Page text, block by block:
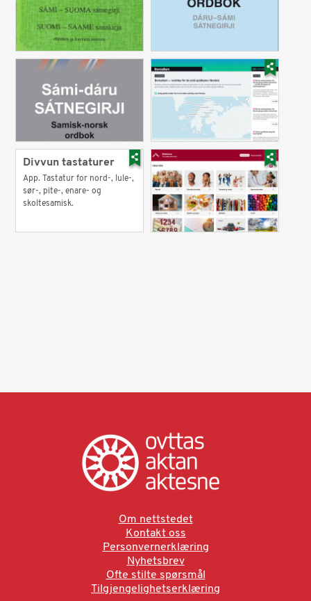
Divvun tastaturer
App. Tastatur for nord-, lule-,
sør-, pite-, enare- og
skoltesamisk.
Om nettstedet
Kontakt oss
Personvernerklæring
Nyhetsbrev
Ofte stilte spørsmål
Tilgjengelighetserklæring